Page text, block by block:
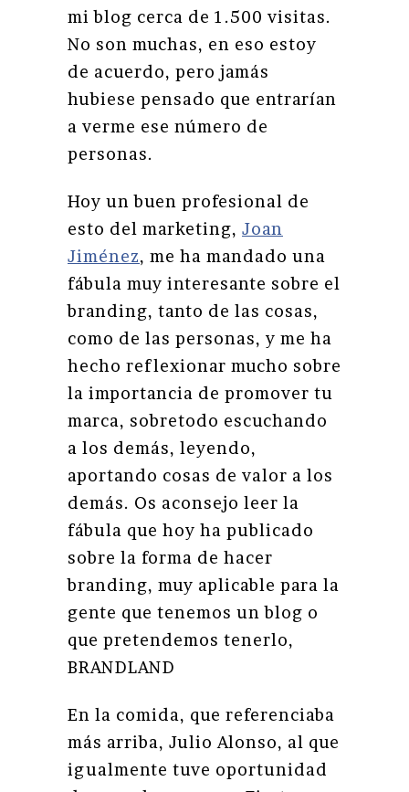
mi blog cerca de 1.500 visitas.
No son muchas, en eso estoy
de acuerdo, pero jamás
hubiese pensado que entrarían
a verme ese número de
personas.
Hoy un buen profesional de
esto del marketing, Joan
Jiménez, me ha mandado una
fábula muy interesante sobre el
branding, tanto de las cosas,
como de las personas, y me ha
hecho reflexionar mucho sobre
la importancia de promover tu
marca, sobretodo escuchando
a los demás, leyendo,
aportando cosas de valor a los
demás. Os aconsejo leer la
fábula que hoy ha publicado
sobre la forma de hacer
branding, muy aplicable para la
gente que tenemos un blog o
que pretendemos tenerlo,
BRANDLAND
En la comida, que referenciaba
más arriba, Julio Alonso, al que
igualmente tuve oportunidad